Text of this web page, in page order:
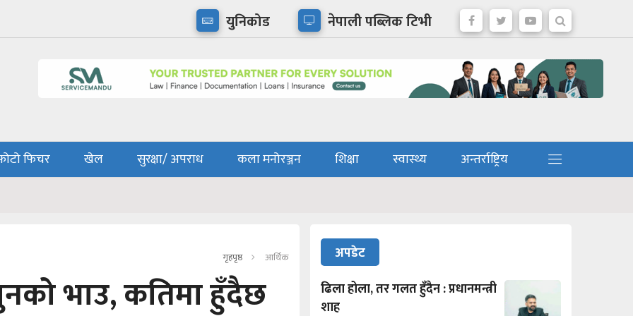
युनिकोड नेपाली पब्लिक टिभी
फिचर खेल सुरक्षा/ अपराध कला मनोरञ्जन शिक्षा स्वास्थ्य
अन्तर्राष्ट्रिय
गृहपृष्ठ आर्थिक
भाउ, कतिमा हुँदैछ
अपडेट
ढिला होला, तर गलत हुँदैन : प्रधानमन्त्री
शाह